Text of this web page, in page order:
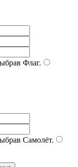
Флаг.
Самолёт.